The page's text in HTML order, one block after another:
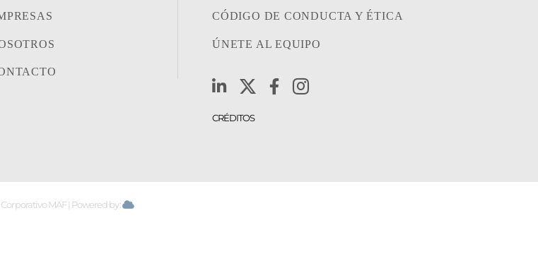
CÓDIGO DE CONDUCTA Y ÉTICA
ÚNETE AL EQUIPO
CRÉDITOS
MAF | Powered by: